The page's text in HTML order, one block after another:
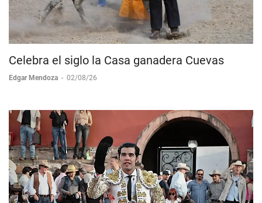
Celebra el siglo la Casa ganadera Cuevas
Edgar Mendoza - 02/08/26